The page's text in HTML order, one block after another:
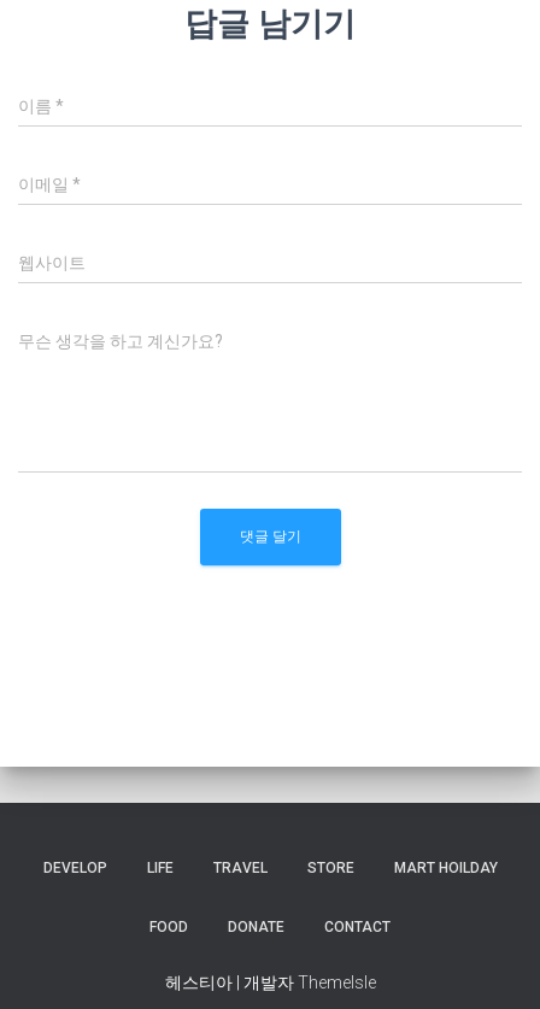
답글 남기기
이름 *
이메일 *
웹사이트
무슨 생각을 하고 계신가요?
DEVELOP LIFE TRAVEL STORE MART HOILDAY
FOOD DONATE CONTACT
헤스티아 | 개발자ThemeIsle